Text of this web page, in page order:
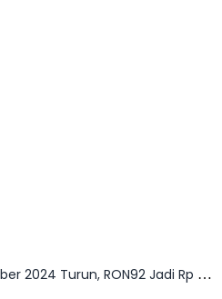
Harga Pertamax Series Oktober 2024 Turun, RON92 Jadi Rp 12.100